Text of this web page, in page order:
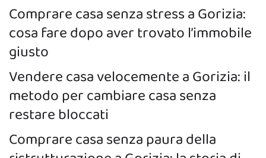
Comprare casa senza stress a Gorizia:
cosa fare dopo aver trovato l’immobile
giusto
Vendere casa velocemente a Gorizia: il
metodo per cambiare casa senza
restare bloccati
Comprare casa senza paura della